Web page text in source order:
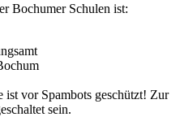
Bochumer Schulen ist:
ist vor Spambots geschützt! Zur
sein.